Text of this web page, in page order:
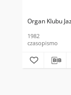
Organ Klubu
1982
czasopismo